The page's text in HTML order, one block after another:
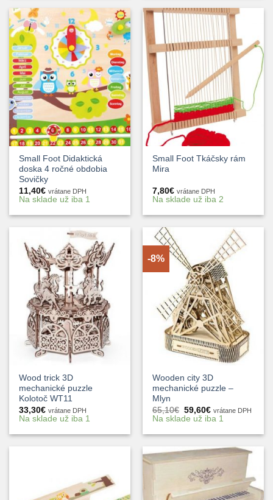
Small Foot Didaktická
doska 4 ročné obdobia
Sovičky
11,40€ vrátane DPH
Na sklade už iba 1
Small Foot Tkáčsky rám
Mira
7,80€ vrátane DPH
Na sklade už iba 2
Wood trick 3D
mechanické puzzle
Kolotoč WT11
33,30€ vrátane DPH
Na sklade už iba 1
-8%
Wooden city 3D
mechanické puzzle –
Mlyn
65,10€ Pôvodná
cena
65,10€.
59,60€Aktuálna
cena
59,60€.
vrátane DPH
Na sklade už iba 1